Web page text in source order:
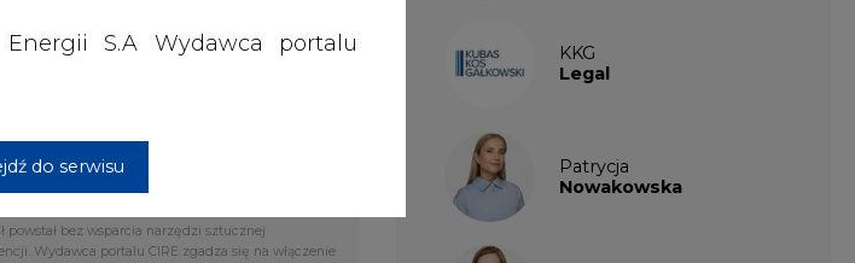
S.A Wydawca portalu
do serwisu
różnorodne zabytkowe trasy
konserwatorską
szansę na stworzenie
w Katowicach.
powstał bez wsparcia narzędzi sztucznej
Wydawca portalu CIRE zgadza się na włączenie
KKG
Legal
Patrycja
Nowakowska